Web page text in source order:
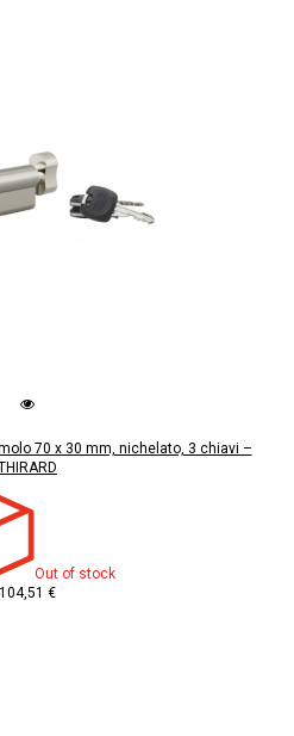
70 x 30 mm, nichelato, 3 chiavi –
Out of stock
104,51 €